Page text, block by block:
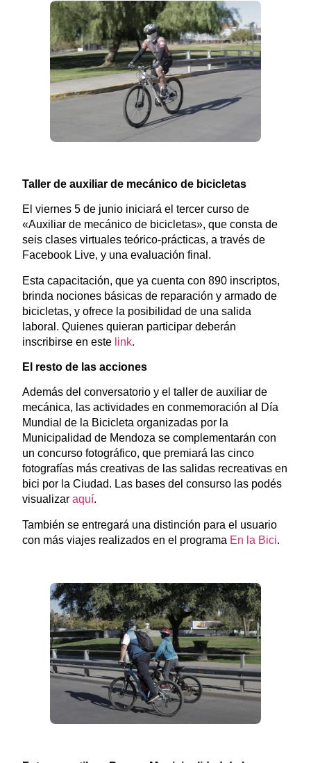
Taller de auxiliar de mecánico de bicicletas
El viernes 5 de junio iniciará el tercer curso de
«Auxiliar de mecánico de bicicletas», que consta de
seis clases virtuales teórico-prácticas, a través de
Facebook Live, y una evaluación final.
Esta capacitación, que ya cuenta con 890 inscriptos,
brinda nociones básicas de reparación y armado de
bicicletas, y ofrece la posibilidad de una salida
laboral. Quienes quieran participar deberán
inscribirse en este link.
El resto de las acciones
Además del conversatorio y el taller de auxiliar de
mecánica, las actividades en conmemoración al Día
Mundial de la Bicicleta organizadas por la
Municipalidad de Mendoza se complementarán con
un concurso fotográfico, que premiará las cinco
fotografías más creativas de las salidas recreativas en
bici por la Ciudad. Las bases del consurso las podés
visualizar aquí.
También se entregará una distinción para el usuario
con más viajes realizados en el programa En la Bici.